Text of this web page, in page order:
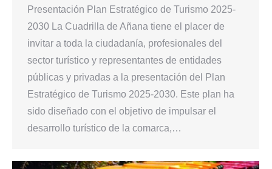
Presentación Plan Estratégico de Turismo 2025-
2030 La Cuadrilla de Añana tiene el placer de
invitar a toda la ciudadanía, profesionales del
sector turístico y representantes de entidades
públicas y privadas a la presentación del Plan
Estratégico de Turismo 2025-2030. Este plan ha
sido diseñado con el objetivo de impulsar el
desarrollo turístico de la comarca,…